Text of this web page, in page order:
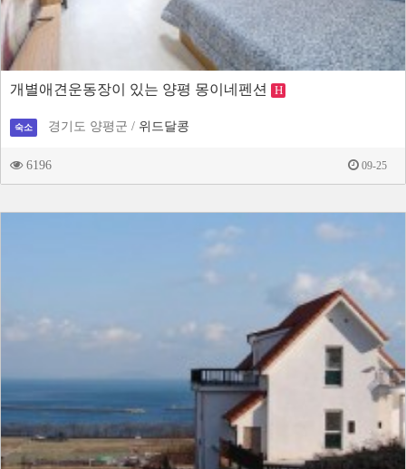
개별애견운동장이 있는 양평 몽이네펜션 H
숙소 경기도 양평군 / 위드달콩
6196 09-25